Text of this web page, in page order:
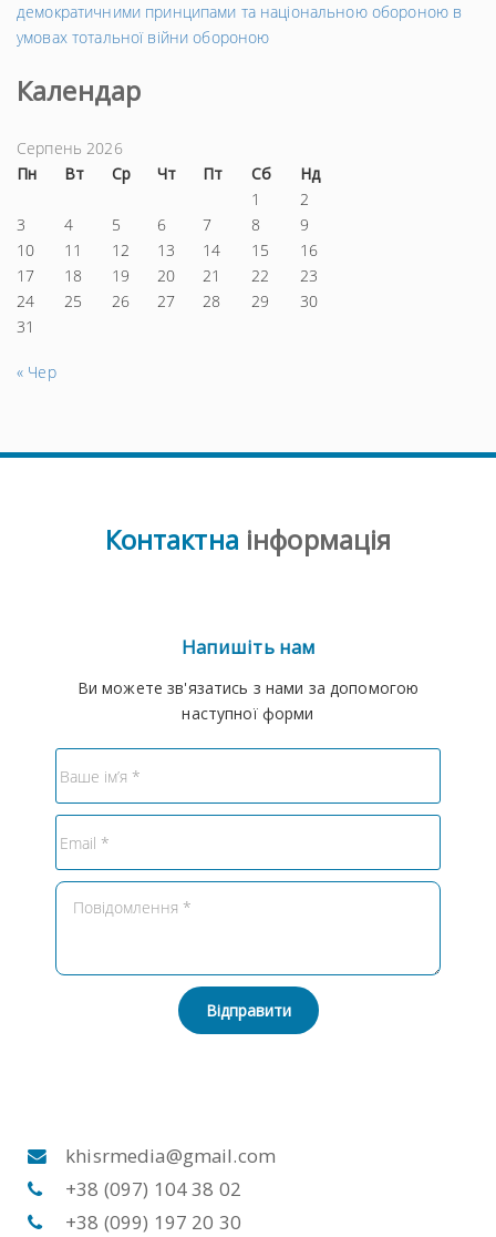
демократичними принципами та національною обороною в
умовах тотальної війни обороною
Календар
Серпень 2026
Пн
Вт Ср Чт Пт Сб
Нд
1
2
3
4 5 6 7 8
9
10
11 12 13 14 15
16
17
18 19 20 21 22
23
24
25 26 27 28 29
30
31
« Чер
Контактна інформація
Напишіть нам
Ви можете зв'язатись з нами за допомогою
наступної форми
Відправити
khisrmedia@gmail.com
+38 (097) 104 38 02
+38 (099) 197 20 30